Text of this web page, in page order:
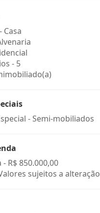
Casa
- 5
- Semi-mobiliados
- R$ 850.000,00
sujeitos a alteração